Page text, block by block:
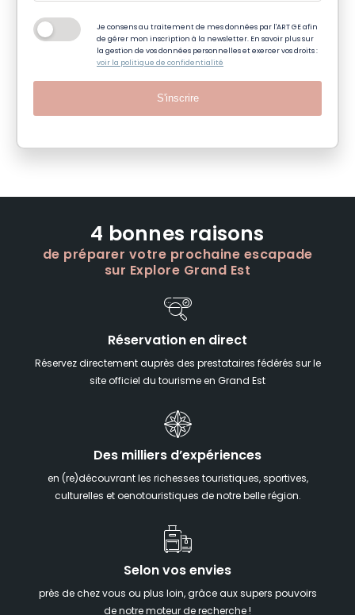
Je consens au traitement de mes données par l'ART GE afin
de gérer mon inscription à la newsletter. En savoir plus sur
la gestion de vos données personnelles et exercer vos droits :
voir la politique de confidentialité
S'inscrire
4 bonnes raisons
de préparer votre prochaine escapade
sur Explore Grand Est
Réservation en direct
Réservez directement auprès des prestataires fédérés sur le
site officiel du tourisme en Grand Est
Des milliers d’expériences
en (re)découvrant les richesses touristiques, sportives,
culturelles et oenotouristiques de notre belle région.
Selon vos envies
près de chez vous ou plus loin, grâce aux supers pouvoirs
de notre moteur de recherche !